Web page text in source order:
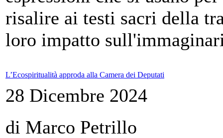
risalire ai testi sacri della
loro impatto
L’Ecospiritualità approda alla Camera dei Deputati
28 Dicembre 2024
di Marco Petrillo